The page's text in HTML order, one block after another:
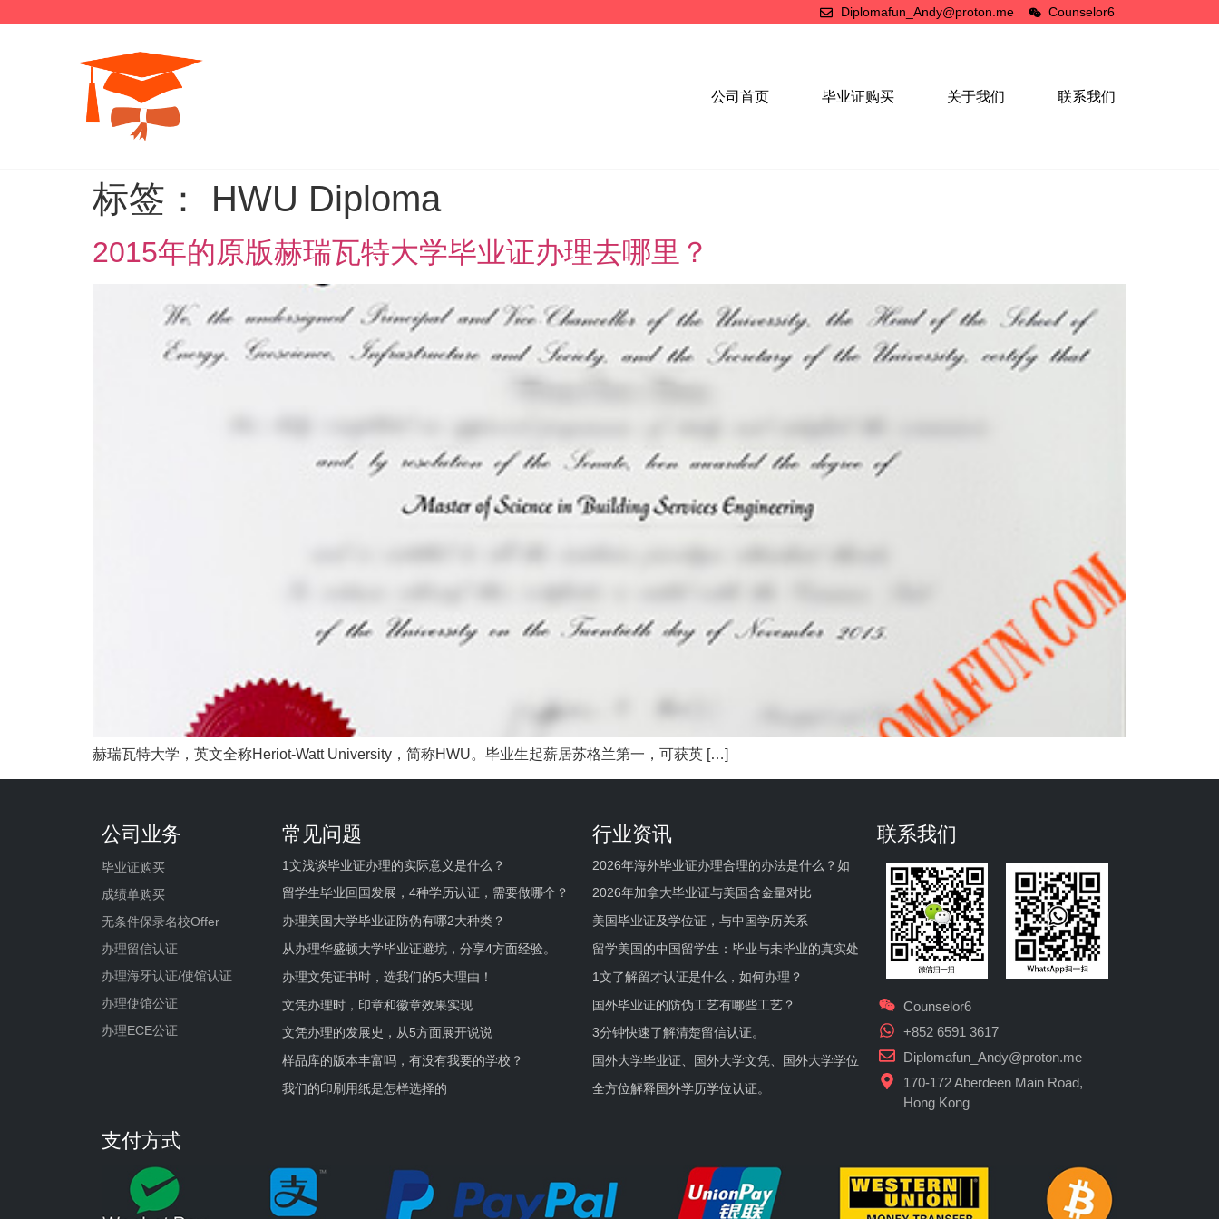
Diplomafun_Andy@proton.me Counselor6
公司首页 毕业证购买 关于我们 联系我们
标签： HWU Diploma
2015年的原版赫瑞瓦特大学毕业证办理去哪里？
赫瑞瓦特大学，英文全称Heriot-Watt University，简称HWU。毕业生起薪居苏格兰第一，可获英 […]
公司业务
毕业证购买
成绩单购买
无条件保录名校Offer
办理留信认证
办理海牙认证/使馆认证
办理使馆公证
办理ECE公证
常见问题
1文浅谈毕业证办理的实际意义是什么？
留学生毕业回国发展，4种学历认证，需要做哪个？
办理美国大学毕业证防伪有哪2大种类？
从办理华盛顿大学毕业证避坑，分享4方面经验。
办理文凭证书时，选我们的5大理由！
文凭办理时，印章和徽章效果实现
文凭办理的发展史，从5方面展开说说
样品库的版本丰富吗，有没有我要的学校？
我们的印刷用纸是怎样选择的
行业资讯
2026年海外毕业证办理合理的办法是什么？如
2026年加拿大毕业证与美国含金量对比
美国毕业证及学位证，与中国学历关系
留学美国的中国留学生：毕业与未毕业的真实处
1文了解留才认证是什么，如何办理？
国外毕业证的防伪工艺有哪些工艺？
3分钟快速了解清楚留信认证。
国外大学毕业证、国外大学文凭、国外大学学位
全方位解释国外学历学位认证。
联系我们
Counselor6
+852 6591 3617
Diplomafun_Andy@proton.me
170-172 Aberdeen Main Road,
Hong Kong
支付方式